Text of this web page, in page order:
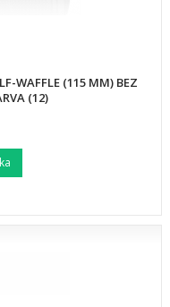
WAFFLE (115 MM) BEZ
(12)